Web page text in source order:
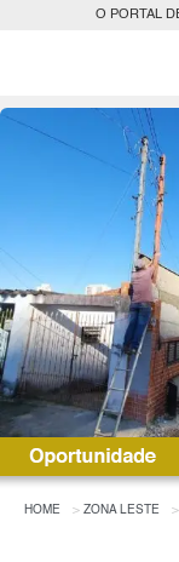
O PORTAL
HOME ZONA LESTE